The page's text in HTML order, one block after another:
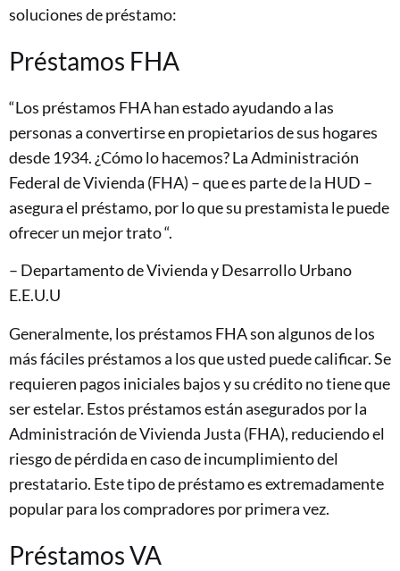
soluciones de préstamo:
Préstamos FHA
“Los préstamos FHA han estado ayudando a las
personas a convertirse en propietarios de sus hogares
desde 1934. ¿Cómo lo hacemos? La Administración
Federal de Vivienda (FHA) – que es parte de la HUD –
asegura el préstamo, por lo que su prestamista le puede
ofrecer un mejor trato “.
– Departamento de Vivienda y Desarrollo Urbano
E.E.U.U
Generalmente, los préstamos FHA son algunos de los
más fáciles préstamos a los que usted puede calificar. Se
requieren pagos iniciales bajos y su crédito no tiene que
ser estelar. Estos préstamos están asegurados por la
Administración de Vivienda Justa (FHA), reduciendo el
riesgo de pérdida en caso de incumplimiento del
prestatario. Este tipo de préstamo es extremadamente
popular para los compradores por primera vez.
Préstamos VA